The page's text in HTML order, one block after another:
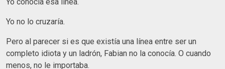
Yo no lo cruzaría.
Pero al parecer si es que existía una línea entre ser un
completo idiota y un ladrón, Fabian no la conocía. O cuando
menos, no le importaba.